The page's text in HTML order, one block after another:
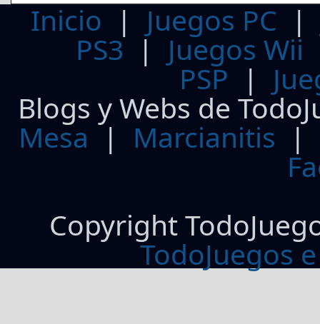
Inicio | Juegos PC
PS3| Juegos Wii
PSP |
Blogs y Webs de
Mesa | Marcianitis |
Copyright
TodoJuegos